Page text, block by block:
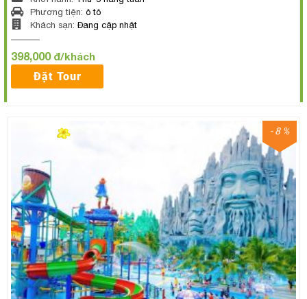
Phương tiện: ô tô
Khách sạn: Đang cập nhật
398,000 đ/khách
Đặt Tour
- 8 %